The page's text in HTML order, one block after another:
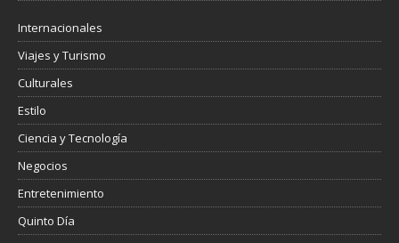
Internacionales
Viajes y Turismo
Culturales
Estilo
Ciencia y Tecnología
Negocios
Entretenimiento
Quinto Día